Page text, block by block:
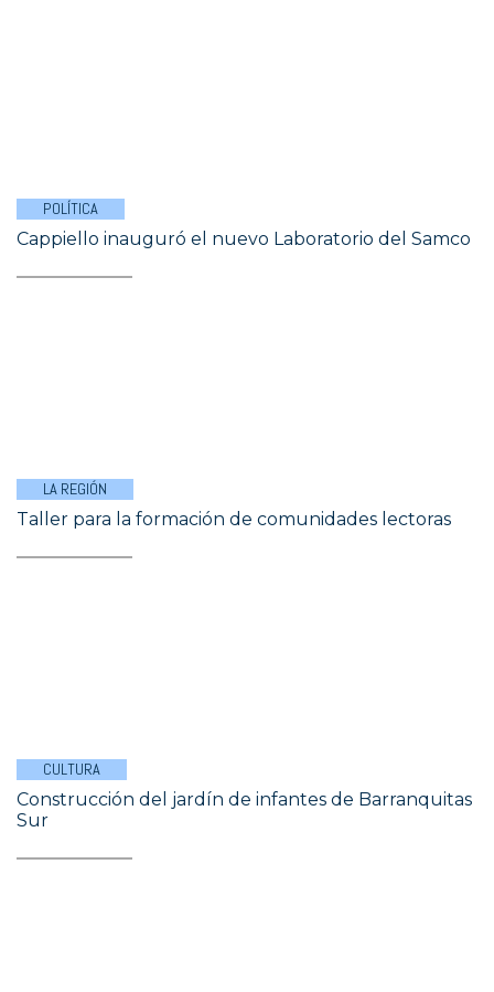
POLÍTICA
Cappiello inauguró el nuevo Laboratorio del Samco
LA REGIÓN
Taller para la formación de comunidades lectoras
CULTURA
Construcción del jardín de infantes de Barranquitas
Sur